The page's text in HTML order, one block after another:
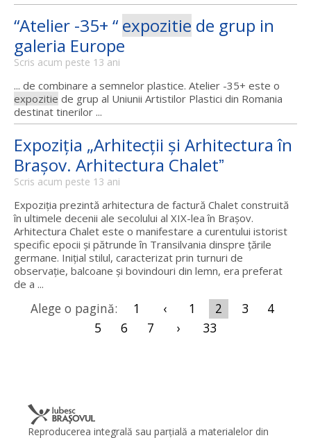
“Atelier -35+ “ expozitie de grup in
galeria Europe
Scris acum peste 13 ani
... de combinare a semnelor plastice. Atelier -35+ este o
expozitie de grup al Uniunii Artistilor Plastici din Romania
destinat tinerilor ...
Expoziția „Arhitecții și Arhitectura în
Brașov. Arhitectura Chaletˮ
Scris acum peste 13 ani
Expoziția prezintă arhitectura de factură Chalet construită
în ultimele decenii ale secolului al XIX-lea în Brașov.
Arhitectura Chalet este o manifestare a curentului istorist
specific epocii și pătrunde în Transilvania dinspre țările
germane. Inițial stilul, caracterizat prin turnuri de
observație, balcoane și bovindouri din lemn, era preferat
de a ...
Alege o pagină: 1 ‹ 1 2 3
4
5
6 7 › 33
Reproducerea integrală sau parţială a materialelor din